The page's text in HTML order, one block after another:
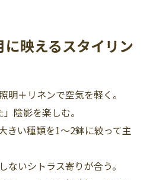
映えるスタイリン
明＋リネンで空気を軽く。
陰影を楽しむ。
きい種類を1〜2鉢に絞って主
ないシトラス寄りが合う。